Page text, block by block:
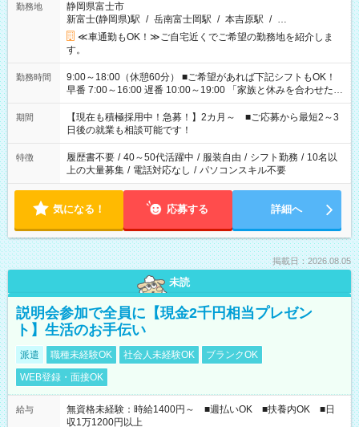
勤務地
静岡県富士市
新富士(静岡県)駅 / 岳南富士岡駅 / 本吉原駅 / …
≪車通勤もOK！≫ご自宅近くでご希望の勤務地を紹介しま
す。
勤務時間
9:00～18:00（休憩60分） ■ご希望があれば下記シフトもOK！
早番 7:00～16:00 遅番 10:00～19:00 「家族と休みを合わせた
い」 「余裕を持って夕飯の準備がしたい」 「できれば残業はし
たくない」 など、ご希望を教えてくださいね。 ※Wワーク希望
の方へ 今ご覧のお仕事で希望する勤務時間と、もう1つのお仕事
の勤務時間。 合計で週40時間を超える場合は応募できません。
期間
【現在も積極採用中！急募！】2カ月～ ■ご応募から最短2～3
日後の就業も相談可能です！
特徴 履歴書不要 / 40～50代活躍中 / 服装自由 / シフト勤務 / 10名以
上の大量募集 / 電話対応なし / パソコンスキル不要
気になる！ 応募する 詳細へ
掲載日：2026.08.05
未読
説明会参加で全員に【現金2千円相当プレゼン
ト】生活のお手伝い
派遣 職種未経験OK 社会人未経験OK
ブランクOK
WEB登録・面接OK
給与
無資格未経験：時給1400円～ ■週払いOK ■扶養内OK ■日
収1万1200円以上